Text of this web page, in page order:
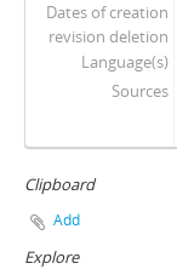
Dates of creation
revision deletion
Language(s)
Sources
Clipboard
Add
Explore